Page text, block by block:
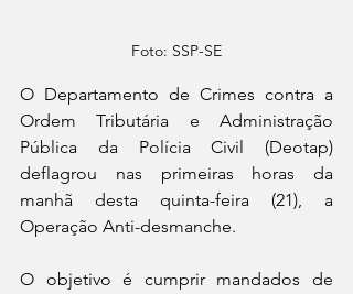
Foto: SSP-SE
O Departamento de Crimes contra a
Ordem Tributária e Administração
Pública da Polícia Civil (Deotap)
deflagrou nas primeiras horas da
manhã desta quinta-feira (21), a
Operação Anti-desmanche.
O objetivo é cumprir mandados de